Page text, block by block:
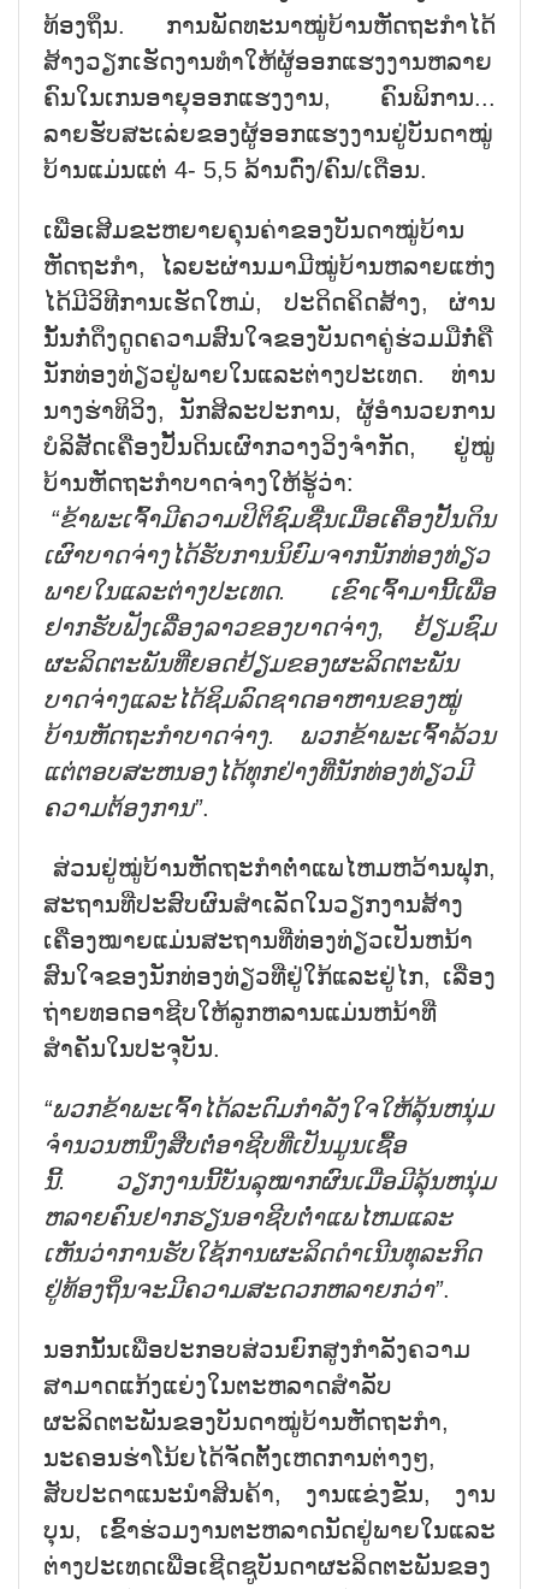
ທ້ອງຖິ່ນ. ການພັດທະນາໝູ່ບ້ານຫັດຖະກຳໄດ້
ສ້າງວຽກເຮັດງານທຳໃຫ້ຜູ້ອອກແຮງງານຫລາຍ
ຄົນໃນເກນອາຍຸອອກແຮງງານ, ຄົນພິການ...
ລາຍຮັບສະເລ່ຍຂອງຜູ້ອອກແຮງງານຢູ່ບັນດາໝູ່
ບ້ານແມ່ນແຕ່ 4- 5,5 ລ້ານດົ່ງ/ຄົນ/ເດືອນ.
ເພື່ອເສີມຂະຫຍາຍຄຸນຄ່າຂອງບັນດາໝູ່ບ້ານ
ຫັດຖະກຳ, ໄລຍະຜ່ານມາມີໝູ່ບ້ານຫລາຍແຫ່ງ
ໄດ້ມີວິທີການເຮັດໃຫມ່, ປະດິດຄິດສ້າງ, ຜ່ານ
ນັ້ນກໍ່ດຶງດູດຄວາມສົນໃຈຂອງບັນດາຄູ່ຮ່ວມມືກໍ່ຄື
ນັກທ່ອງທ່ຽວຢູ່ພາຍໃນແລະຕ່າງປະເທດ. ທ່ານ
ນາງຮ່າທິວິງ, ນັກສິລະປະການ, ຜູ້ອຳນວຍການ
ບໍລິສັດເຄື່ອງປັ້ນດິນເຜົາກວາງວິງຈຳກັດ, ຢູ່ໝູ່
ບ້ານຫັດຖະກຳບາດຈ່າງໃຫ້ຮູ້ວ່າ:
“ຂ້າພະເຈົ້າມີຄວາມປິຕິຊົມຊື່ນເມື່ອເຄື່ອງປັ້ນດິນ
ເຜົາບາດຈ່າງໄດ້ຮັບການນິຍົມຈາກນັກທ່ອງທ່ຽວ
ພາຍໃນແລະຕ່າງປະເທດ. ເຂົາເຈົ້າມານີ້ເພື່ອ
ຢາກຮັບຟັງເລື່ອງລາວຂອງບາດຈ່າງ, ຢ້ຽມຊົມ
ຜະລິດຕະພັນທີ່ຍອດຢ້ຽມຂອງຜະລິດຕະພັນ
ບາດຈ່າງແລະໄດ້ຊິມລົດຊາດອາຫານຂອງໝູ່
ບ້ານຫັດຖະກຳບາດຈ່າງ. ພວກຂ້າພະເຈົ້າລ້ວນ
ແຕ່ຕອບສະຫນອງໄດ້ທຸກຢ່າງທີ່ນັກທ່ອງທ່ຽວມີ
ຄວາມຕ້ອງການ”.
ສ່ວນຢູ່ໝູ່ບ້ານຫັດຖະກຳຕ່ຳແພໄຫມຫວ້ານຟຸກ,
ສະຖານທີ່ປະສົບຜົນສຳເລັດໃນວຽກງານສ້າງ
ເຄື່ອງໝາຍແມ່ນສະຖານທີ່ທ່ອງທ່ຽວເປັນຫນ້າ
ສົນໃຈຂອງນັກທ່ອງທ່ຽວທີ່ຢູ່ໃກ້ແລະຢູ່ໄກ, ເລື່ອງ
ຖ່າຍທອດອາຊີບໃຫ້ລູກຫລານແມ່ນຫນ້າທີ່
ສຳຄັນໃນປະຈຸບັນ.
“ພວກຂ້າພະເຈົ້າໄດ້ລະດົມກຳລັງໃຈໃຫ້ລຸ້ນຫນຸ່ມ
ຈຳນວນຫນຶ່ງສືບຕໍ່ອາຊີບທີ່ເປັນມູນເຊື້ອ
ນີ້. ວຽກງານນີ້ບັນລຸໝາກຜົນເມື່ອມີລຸ້ນຫນຸ່ມ
ຫລາຍຄົນຢາກຮຽນອາຊີບຕ່ຳແພໄຫມແລະ
ເຫັນວ່າການຮັບໃຊ້ການຜະລິດດຳເນີນທຸລະກິດ
ຢູ່ທ້ອງຖິ່ນຈະມີຄວາມສະດວກຫລາຍກວ່າ”.
ນອກນັ້ນເພື່ອປະກອບສ່ວນຍົກສູງກຳລັງຄວາມ
ສາມາດແກ້ງແຍ່ງໃນຕະຫລາດສຳລັບ
ຜະລິດຕະພັນຂອງບັນດາໝູ່ບ້ານຫັດຖະກຳ,
ນະຄອນຮ່າໂນ້ຍໄດ້ຈັດຕັ້ງເຫດການຕ່າງໆ,
ສັບປະດາແນະນຳສິນຄ້າ, ງານແຂ່ງຂັນ, ງານ
ບຸນ, ເຂົ້າຮ່ວມງານຕະຫລາດນັດຢູ່ພາຍໃນແລະ
ຕ່າງປະເທດເພື່ອເຊີດຊູບັນດາຜະລິດຕະພັນຂອງ